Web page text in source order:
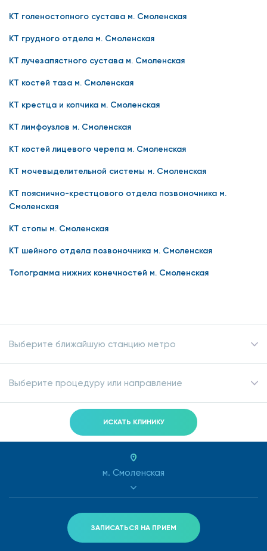
КТ голеностопного сустава м. Смоленская
КТ грудного отдела м. Смоленская
КТ лучезапястного сустава м. Смоленская
КТ костей таза м. Смоленская
КТ крестца и копчика м. Смоленская
КТ лимфоузлов м. Смоленская
КТ костей лицевого черепа м. Смоленская
КТ мочевыделительной системы м. Смоленская
КТ пояснично-крестцового отдела позвоночника м.
Смоленская
КТ стопы м. Смоленская
КТ шейного отдела позвоночника м. Смоленская
Топограмма нижних конечностей м. Смоленская
Выберите ближайшую станцию метро
Выберите процедуру или направление
ИСКАТЬ КЛИНИКУ
м. Смоленская
ЗАПИСАТЬСЯ НА ПРИЕМ